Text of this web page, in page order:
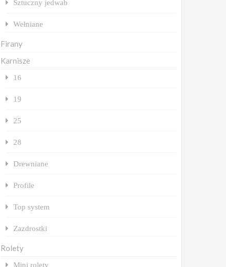
Sztuczny jedwab
Wełniane
Firany
Karnisze
16
19
25
28
Drewniane
Profile
Top system
Zazdrostki
Rolety
Mini rolety